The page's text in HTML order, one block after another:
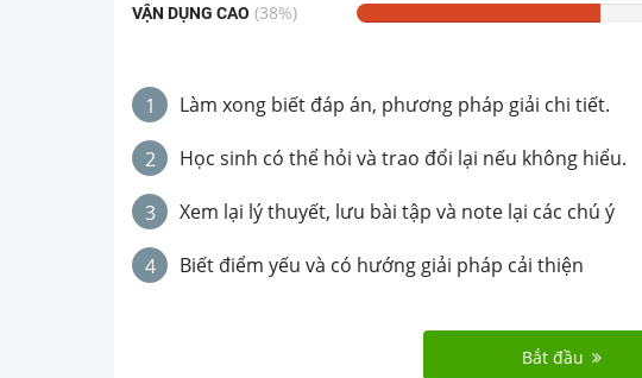
VẬN DỤNG CAO (38%)
1 Làm xong biết đáp án, phương pháp giải chi tiết.
2 Học sinh có thể hỏi và trao đổi lại nếu không hiểu.
3 Xem lại lý thuyết, lưu bài tập và note lại các chú ý
4 Biết điểm yếu và có hướng giải pháp cải thiện
Bắt đầu